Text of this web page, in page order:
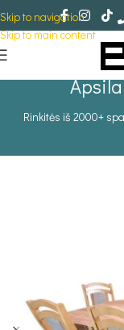
Skip to navigation
Skip to main content
Rinkitės iš 2000+